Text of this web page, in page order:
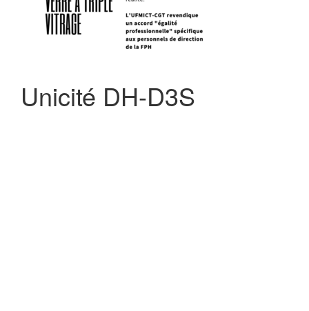
Unicité DH-D3S